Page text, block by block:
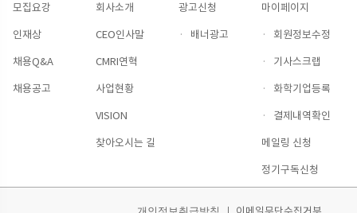
모집요강
인재상
채용Q&A
채용공고
회사소개
CEO인사말
CMRI연혁
사업현황
VISION
찾아오시는 길
광고신청
·
배너광고
마이페이지
·
회원정보수정
·
기사스크랩
·
화학기업등록
·
결제내역확인
메일링 신청
정기구독신청